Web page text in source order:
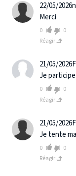
22/05/2026
Merci
0
0
Réagir
21/05/2026
Je
0
0
Réagir
21/05/2026
Je tente
0
0
Réagir